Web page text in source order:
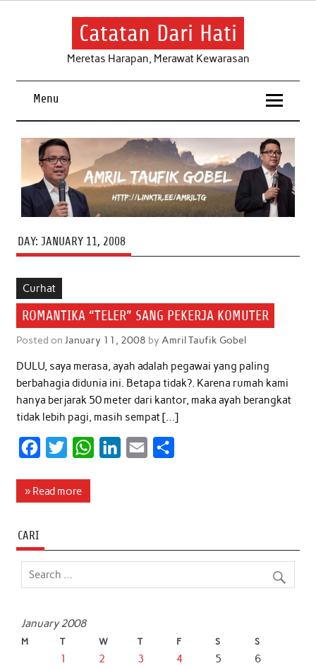
Skip
Catatan Dari Hati
Meretas Harapan, Merawat Kewarasan
Menu
DAY: JANUARY 11, 2008
Curhat
ROMANTIKA “TELER” SANG PEKERJA KOMUTER
Posted on January 11, 2008 by Amril Taufik Gobel
DULU, saya merasa, ayah adalah pegawai yang paling
berbahagia didunia ini. Betapa tidak?. Karena rumah kami
hanya berjarak 50 meter dari kantor, maka ayah berangkat
tidak lebih pagi, masih sempat […]
c
o
o
i
e
W
A
d
» Read more
CARI
January 2008
M T W T F S S
1 2 3 4 5
6